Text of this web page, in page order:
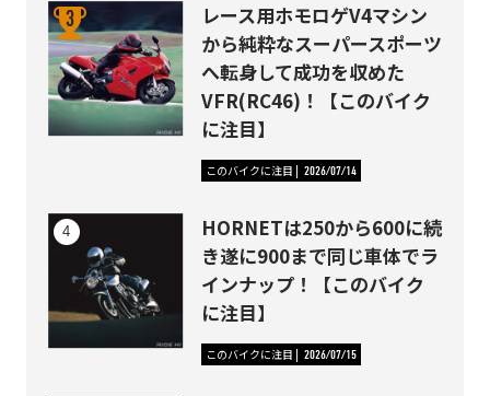
レース用ホモロゲV4マシン
から純粋なスーパースポーツ
へ転身して成功を収めた
VFR(RC46)！【このバイク
に注目】
このバイクに注目 2026/07/14
HORNETは250から600に続
き遂に900まで同じ車体でラ
インナップ！【このバイク
に注目】
このバイクに注目 2026/07/15